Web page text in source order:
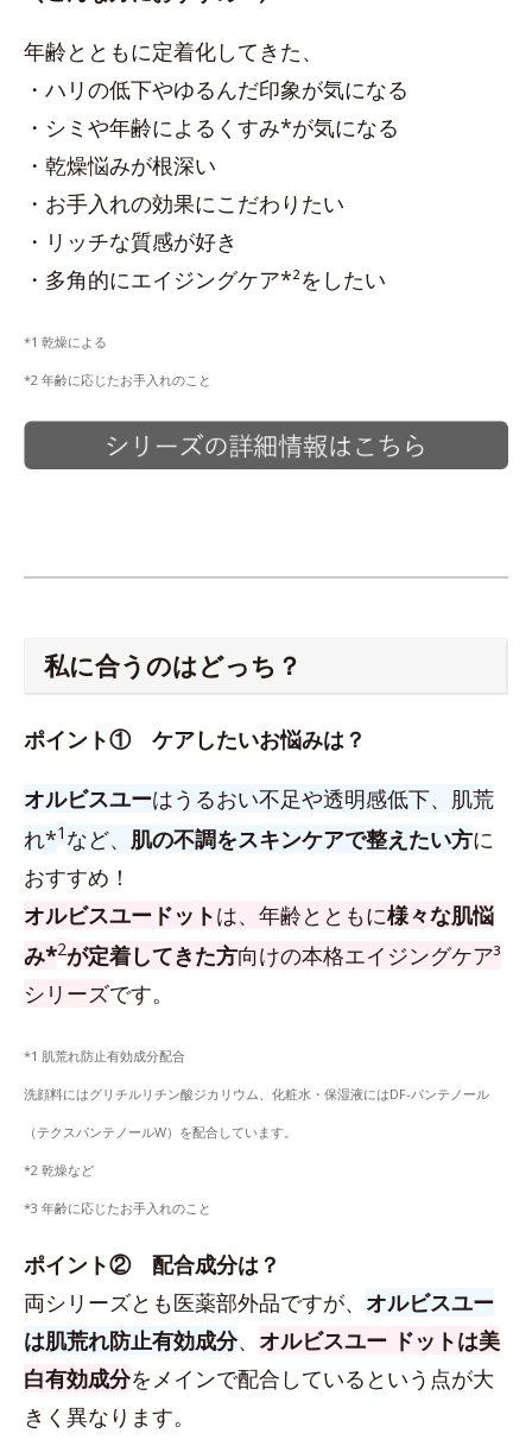
年齢とともに定着化してきた、
・ハリの低下やゆるんだ印象が気になる
・シミや年齢によるくすみ*が気になる
・乾燥悩みが根深い
・お手入れの効果にこだわりたい
・リッチな質感が好き
・多角的にエイジングケア*²をしたい
*1 乾燥による
*2 年齢に応じたお手入れのこと
私に合うのはどっち？
ポイント① ケアしたいお悩みは？
オルビスユーはうるおい不足や透明感低下、肌荒
れ*1 など、 肌の不調をスキンケアで整えたい方に
おすすめ！
オルビスユードットは、年齢とともに様々な肌悩
み*2が定着してきた方向けの本格エイジングケア³
シリーズです。
*1 肌荒れ防止有効成分配合
洗顔料にはグリチルリチン酸ジカリウム、化粧水・保湿液にはDF-パンテノール
（テクスパンテノールW）を配合しています。
*2 乾燥など
*3 年齢に応じたお手入れのこと
ポイント② 配合成分は？
両シリーズとも医薬部外品ですが、 オルビスユー
は肌荒れ防止有効成分、 オルビスユー ドットは美
白有効成分をメインで配合しているという点が大
きく異なります。